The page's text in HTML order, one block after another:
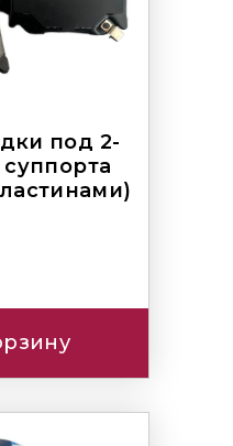
под 2-